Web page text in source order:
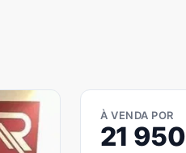
À VENDA POR
21 950